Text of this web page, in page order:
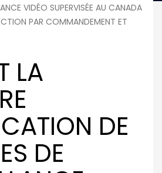
VIDÉO SUPERVISÉE AU CANADA
PAR COMMANDEMENT ET
LA
DE
DE